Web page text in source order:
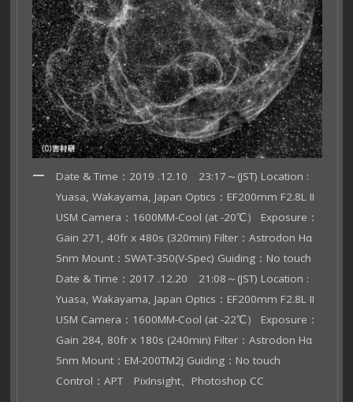
Date & Time：2019 .12.10 23:17～(JST) Location :
Yuasa, Wakayama, Japan Optics：EF200mm F2.8L II
USM Camera：1600MM-Cool (at -20℃） Exposure：
Gain 271, 40fr x 480s (320min) Filter：Astrodon Hα
5nm Mount：SWAT-350(V-Spec) Guiding：No touch
Date & Time：2017 .12.20 21:08～(JST) Location :
Yuasa, Wakayama, Japan Optics：EF200mm F2.8L II
USM Camera：1600MM-Cool (at -22℃） Exposure：
Gain 284, 80fr x 180s (240min) Filter：Astrodon Hα
5nm Mount：EM-200TM2J Guiding：No touch
Control：APT PixInsight、Photoshop CC